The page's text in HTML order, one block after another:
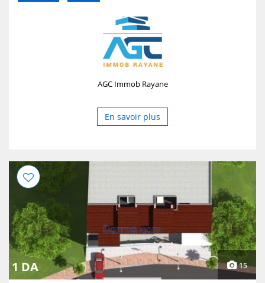
AGC Immob Rayane
En savoir plus
1 DA 15